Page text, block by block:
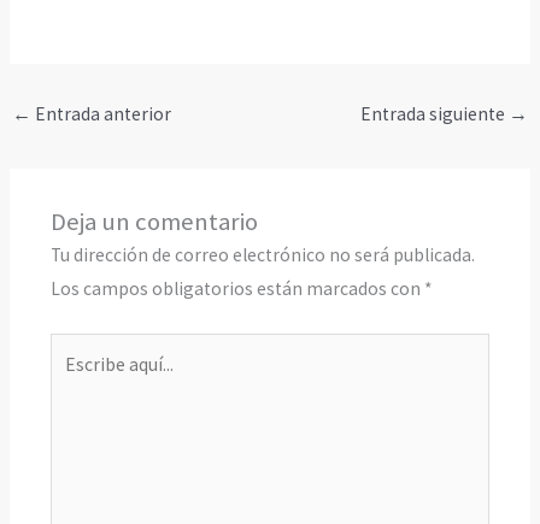
← Entrada anterior Entrada siguiente →
Deja un comentario
Tu dirección de correo electrónico no será publicada.
Los campos obligatorios están marcados con *